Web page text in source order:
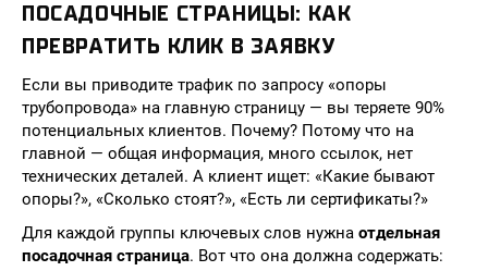
ПОСАДОЧНЫЕ СТРАНИЦЫ: КАК
ПРЕВРАТИТЬ КЛИК В ЗАЯВКУ
Если вы приводите трафик по запросу «опоры
трубопровода» на главную страницу — вы теряете 90%
потенциальных клиентов. Почему? Потому что на
главной — общая информация, много ссылок, нет
технических деталей. А клиент ищет: «Какие бывают
опоры?», «Сколько стоят?», «Есть ли сертификаты?»
Для каждой группы ключевых слов нужна отдельная
посадочная страница. Вот что она должна содержать: